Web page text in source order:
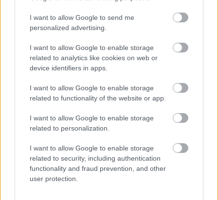
I want to allow Google to send me
personalized advertising.
I want to allow Google to enable storage
related to analytics like cookies on web or
device identifiers in apps.
I want to allow Google to enable storage
related to functionality of the website or app.
I want to allow Google to enable storage
related to personalization.
I want to allow Google to enable storage
related to security, including authentication
functionality and fraud prevention, and other
user protection.